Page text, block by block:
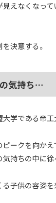
見えなくなっ
決意する。
気持ち…
学である帝
ークを向か
持ちの中に
子供の容姿